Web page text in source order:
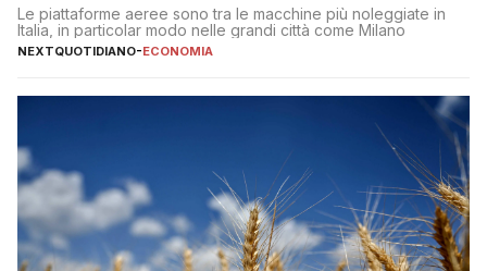
Le piattaforme aeree sono tra le macchine più noleggiate in
Italia, in particolar modo nelle grandi città come Milano
NEXTQUOTIDIANO-ECONOMIA